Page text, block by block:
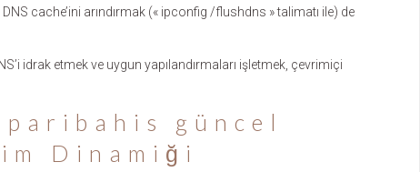
DNS cache’ini arındırmak (« ipconfig /flushdns » talimatı ile) de
idrak etmek ve uygun yapılandırmaları işletmek, çevrimiçi
paribahis güncel
Dinamiği